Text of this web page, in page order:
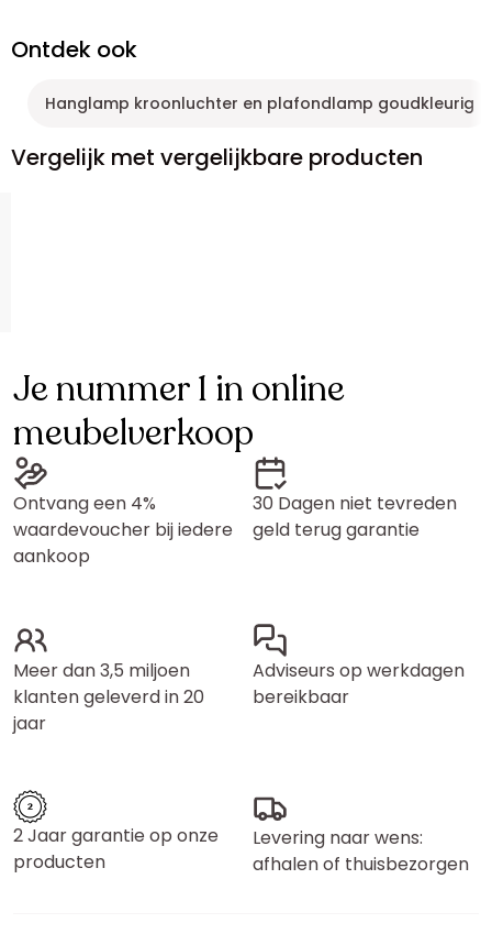
Ontdek ook
Hanglamp kroonluchter en plafondlamp goudkleurig
Vergelijk met vergelijkbare producten
Je nummer 1 in online
meubelverkoop
Ontvang een 4%
waardevoucher bij iedere
aankoop
30 Dagen niet tevreden
geld terug garantie
Meer dan 3,5 miljoen
klanten geleverd in 20
jaar
Adviseurs op werkdagen
bereikbaar
2 Jaar garantie op onze
producten
Levering naar wens:
afhalen of thuisbezorgen